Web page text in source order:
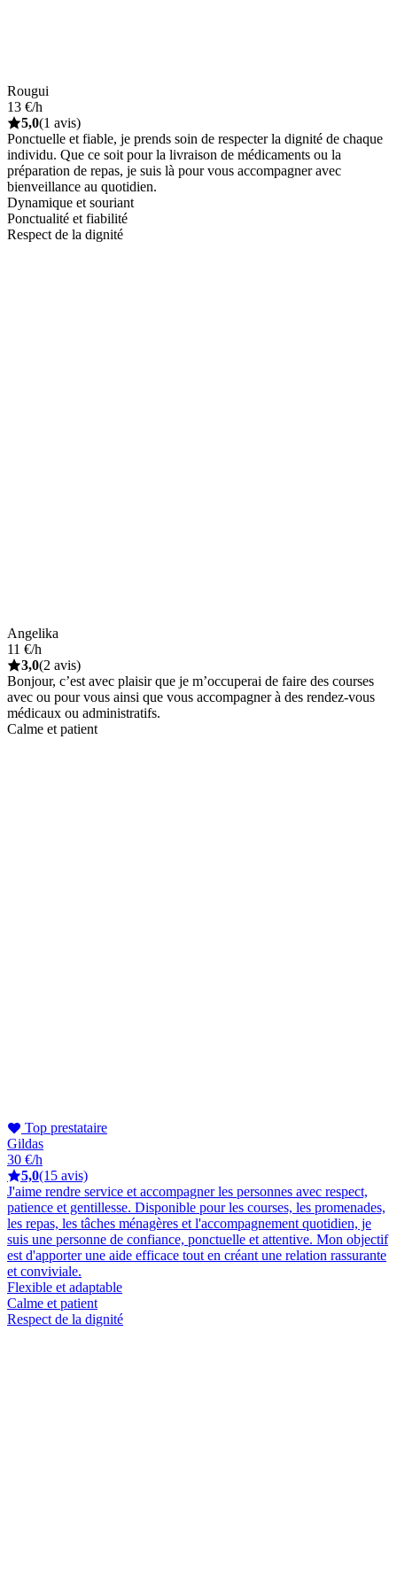
Rougui
13 €/h
5,0(1 avis)
Ponctuelle et fiable, je prends soin de respecter la dignité de chaque
individu. Que ce soit pour la livraison de médicaments ou la
préparation de repas, je suis là pour vous accompagner avec
bienveillance au quotidien.
Dynamique et souriant
Ponctualité et fiabilité
Respect de la dignité
Angelika
11 €/h
3,0(2 avis)
Bonjour, c’est avec plaisir que je m’occuperai de faire des courses
avec ou pour vous ainsi que vous accompagner à des rendez-vous
médicaux ou administratifs.
Calme et patient
Top prestataire
Gildas
30 €/h
5,0(15 avis)
J'aime rendre service et accompagner les personnes avec respect,
patience et gentillesse. Disponible pour les courses, les promenades,
les repas, les tâches ménagères et l'accompagnement quotidien, je
suis une personne de confiance, ponctuelle et attentive. Mon objectif
est d'apporter une aide efficace tout en créant une relation rassurante
et conviviale.
Flexible et adaptable
Calme et patient
Respect de la dignité